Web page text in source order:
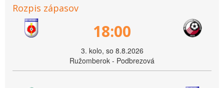
Rozpis zápasov
18:00
3. kolo, so 8.8.2026
Ružomberok - Podbrezová